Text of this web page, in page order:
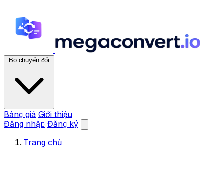
Bộ chuyển đổi
Bảng giá Giới thiệu
Đăng nhập Đăng ký
Trang chủ